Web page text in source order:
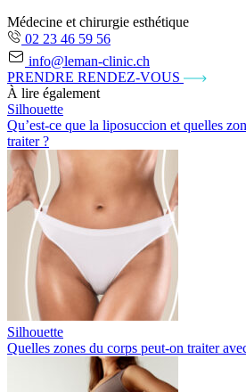
Médecine et chirurgie esthétique
02 23 46 59 56
info@leman-clinic.ch
PRENDRE RENDEZ-VOUS
À lire également
Silhouette
Qu’est-ce que la liposuccion et quelles
traiter ?
Silhouette
Quelles zones du corps peut-on traiter